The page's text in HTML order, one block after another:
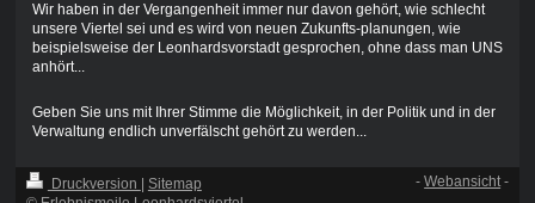
Wir haben in der Vergangenheit immer nur davon gehört, wie schlecht
unsere Viertel sei und es wird von neuen Zukunfts-planungen, wie
beispielsweise der Leonhardsvorstadt gesprochen, ohne dass man UNS
anhört...
Geben Sie uns mit Ihrer Stimme die Möglichkeit, in der Politik und in der
Verwaltung endlich unverfälscht gehört zu werden...
Druckversion | Sitemap
-Webansicht -